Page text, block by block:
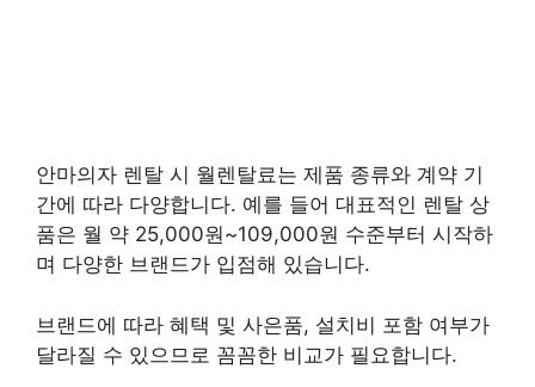
안마의자 렌탈 시 월렌탈료는 제품 종류와 계약 기
간에 따라 다양합니다. 예를 들어 대표적인 렌탈 상
품은 월 약 25,000원~109,000원 수준부터 시작하
며 다양한 브랜드가 입점해 있습니다.
브랜드에 따라 혜택 및 사은품, 설치비 포함 여부가
달라질 수 있으므로 꼼꼼한 비교가 필요합니다.